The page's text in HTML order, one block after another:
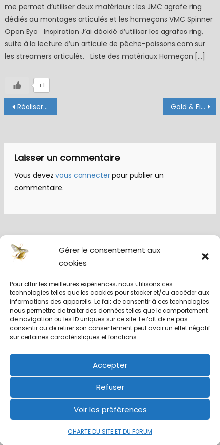
Gérer le consentement aux
cookies
Pour offrir les meilleures expériences, nous utilisons des
technologies telles que les cookies pour stocker et/ou accéder aux
informations des appareils. Le fait de consentir à ces technologies
nous permettra de traiter des données telles que le comportement
de navigation ou les ID uniques sur ce site. Le fait de ne pas
consentir ou de retirer son consentement peut avoir un effet négatif
sur certaines caractéristiques et fonctions.
Accepter
Refuser
Voir les préférences
CHARTE DU SITE ET DU FORUM
me permet d’utiliser deux matériaux : les JMC agrafe ring
dédiés au montages articulés et les hameçons VMC Spinner
Open Eye Inspiration J’ai décidé d’utiliser les agrafes ring,
suite à la lecture d’un articule de pêche-poissons.com sur
les streamers articulés. Liste des matériaux Hameçon […]
+1
Navigation
de
Réaliser des ailes avec un saddle Gold & Fire
Laisser un commentaire
Vous devez vous connecterpour publier un
commentaire.
NOTRE CHARTE
INSCRIPTIONS AU FORUM
MEMBRES DU FORUM
MESSAGES PRIVÉS